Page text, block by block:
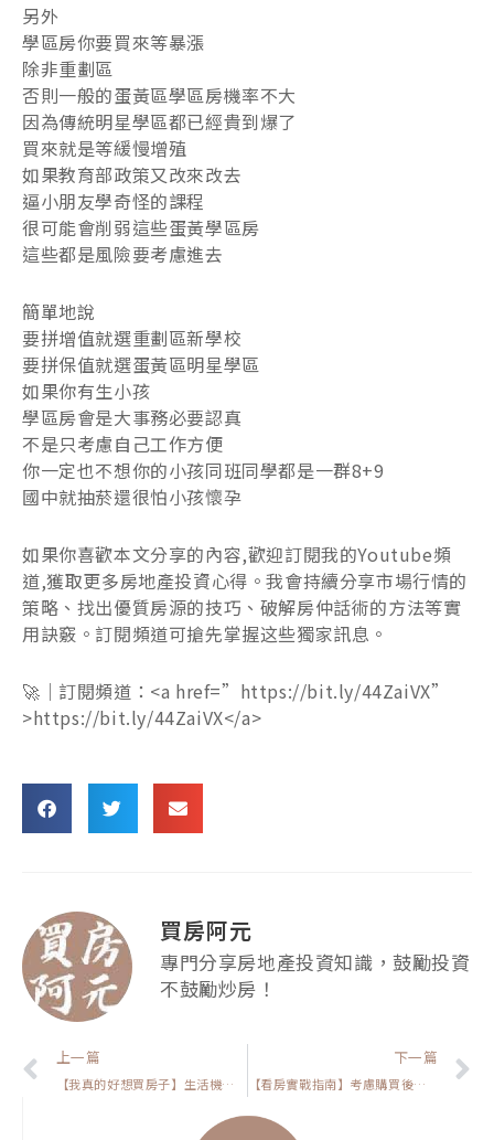
另外
學區房你要買來等暴漲
除非重劃區
否則一般的蛋黃區學區房機率不大
因為傳統明星學區都已經貴到爆了
買來就是等緩慢增殖
如果教育部政策又改來改去
逼小朋友學奇怪的課程
很可能會削弱這些蛋黃學區房
這些都是風險要考慮進去
簡單地說
要拼增值就選重劃區新學校
要拼保值就選蛋黃區明星學區
如果你有生小孩
學區房會是大事務必要認真
不是只考慮自己工作方便
你一定也不想你的小孩同班同學都是一群8+9
國中就抽菸還很怕小孩懷孕
如果你喜歡本文分享的內容,歡迎訂閱我的Youtube頻
道,獲取更多房地產投資心得。我會持續分享市場行情的
策略、找出優質房源的技巧、破解房仲話術的方法等實
用訣竅。訂閱頻道可搶先掌握这些獨家訊息。
🚀｜訂閱頻道：<a href=”https://bit.ly/44ZaiVX”
>https://bit.ly/44ZaiVX</a>
買房阿元
專門分享房地產投資知識，鼓勵投資
不鼓勵炒房！
上一頁
上一篇
【我真的好想買房子】生活機能真的那麼重要？揭露5大關鍵點！
下一篇
【看房實戰指南】考慮購買後出租？你需要知道的3個風險